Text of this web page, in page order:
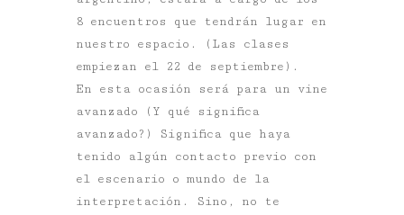
8 encuentros que tendrán lugar en
nuestro espacio. (Las clases
empiezan el 22 de septiembre).
En esta ocasión será para un vine
avanzado (Y qué significa
avanzado?) Significa que haya
tenido algún contacto previo con
el escenario o mundo de la
interpretación. Sino, no te